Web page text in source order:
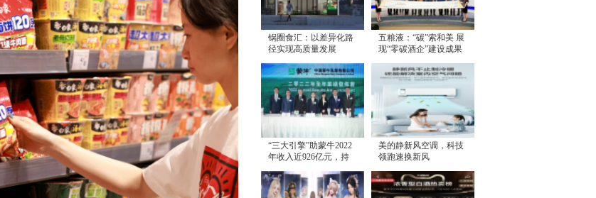
锅圈食汇：以差异化路
径实现高质量发展
五粮液：“碳”索和美 展
现“零碳酒企”建设成果
“三大引擎”助蒙牛2022
年收入近926亿元，持
美的静新风空调，科技
领跑速换新风